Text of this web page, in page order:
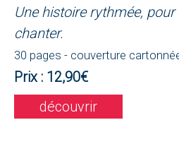
Une histoire rythmée,
chanter.
30 pages - couverture
Prix : 12,90€
découvrir